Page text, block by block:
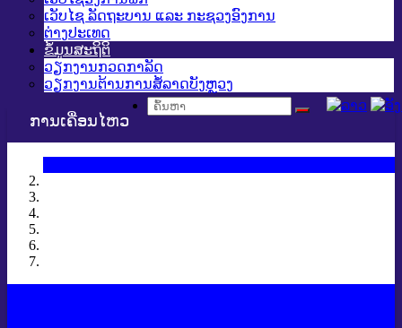
ເວັບໄຊ ລັດຖະບານ ແລະ ກະຊວງອົງການ
ຕ່າງປະເທດ
ຂໍ້ມູນສະຖິຕິ
ວຽກງານກວດກາລັດ
ວຽກງານຕ້ານການສໍ້ລາດບັງຫຼວງ
ການເຄື່ອນໄຫວ